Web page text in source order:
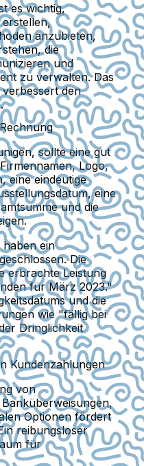
es wichtig,
anzubieten,
die
und
zu verwalten. Das
den
sollte eine gut
Logo,
eine eindeutige
eine
und die
ein
Die
erbrachte Leistung
für März 2023."
und die
wie "fällig bei
Dringlichkeit
Kundenzahlungen
von
Optionen fördert
reibungsloser
für